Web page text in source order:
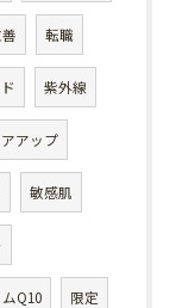
転職
紫外線
アップ
敏感肌
Q10 限定